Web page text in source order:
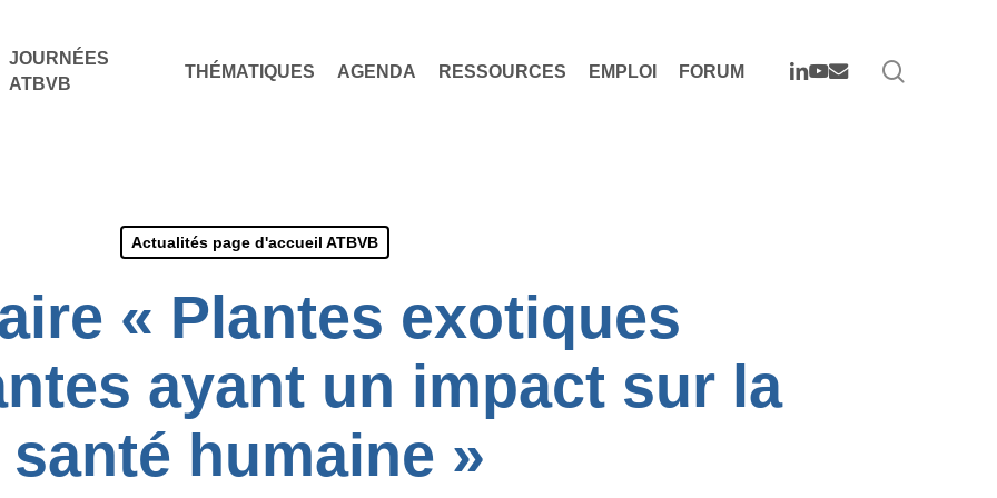
JOURNÉES
ATBVB
THÉMATIQUES AGENDA RESSOURCES EMPLOI FORUM LINKEDIN
YOUTUBE
EMAIL
Actualités page d'accueil ATBVB
« Plantes exotiques
ayant un impact sur la
santé humaine »